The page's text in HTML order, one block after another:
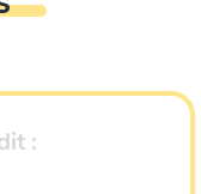
: